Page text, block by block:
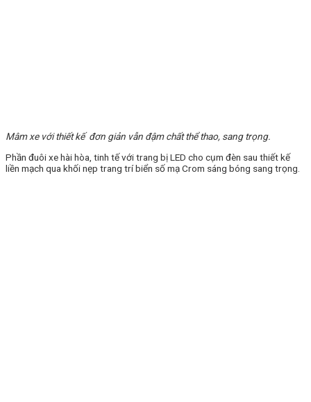
Mâm xe với thiết kế đơn giản vẫn đậm chất thể thao, sang trọng.
Phần đuôi xe hài hòa, tinh tế với trang bị LED cho cụm đèn sau thiết kế
liền mạch qua khối nẹp trang trí biển số mạ Crom sáng bóng sang trọng.